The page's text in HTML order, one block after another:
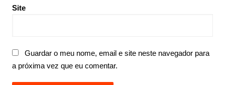
Site
Guardar o meu nome, email e site neste navegador para
a próxima vez que eu comentar.